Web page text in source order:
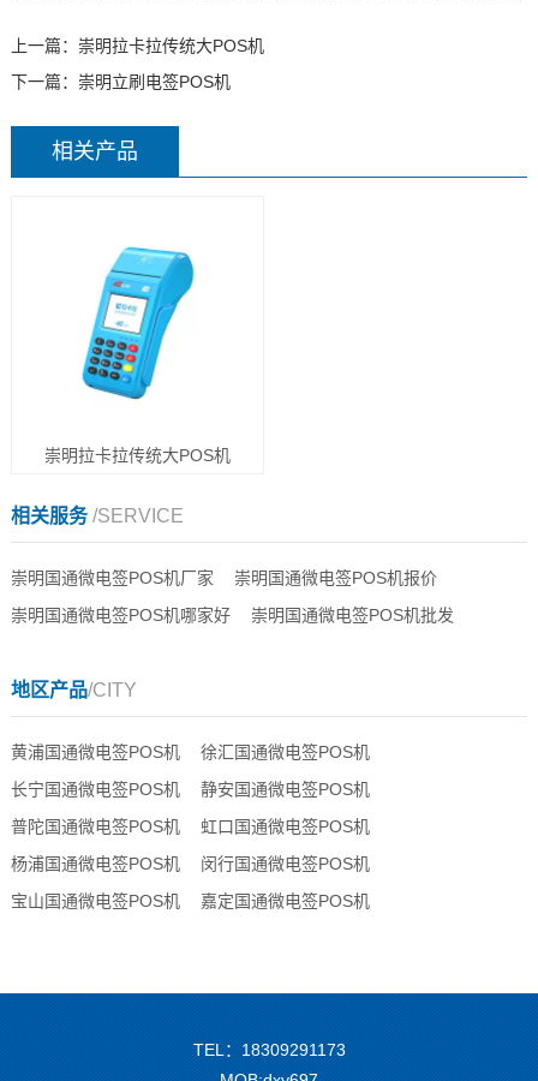
上一篇： 崇明拉卡拉传统大POS机
下一篇： 崇明立刷电签POS机
相关产品
崇明拉卡拉传统大POS机
相关服务/SERVICE
崇明国通微电签POS机厂家
崇明国通微电签POS机报价
崇明国通微电签POS机哪家好
崇明国通微电签POS机批发
地区产品/CITY
黄浦国通微电签POS机
徐汇国通微电签POS机
长宁国通微电签POS机
静安国通微电签POS机
普陀国通微电签POS机
虹口国通微电签POS机
杨浦国通微电签POS机
闵行国通微电签POS机
宝山国通微电签POS机
嘉定国通微电签POS机
TEL：18309291173